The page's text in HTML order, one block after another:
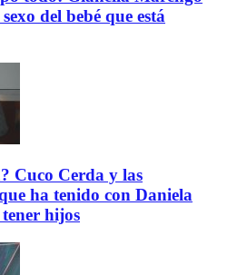
del bebé que está
Cuco Cerda y las
ha tenido con Daniela
hijos